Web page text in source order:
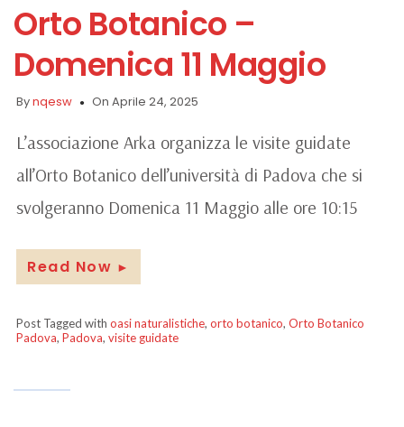
Orto Botanico –
Domenica 11 Maggio
Bynqesw On Aprile 24, 2025
L’associazione Arka organizza le visite guidate
all’Orto Botanico dell’università di Padova che si
svolgeranno Domenica 11 Maggio alle ore 10:15
Read Now ►
Post Tagged with oasi naturalistiche, orto botanico, Orto Botanico
Padova, Padova, visite guidate